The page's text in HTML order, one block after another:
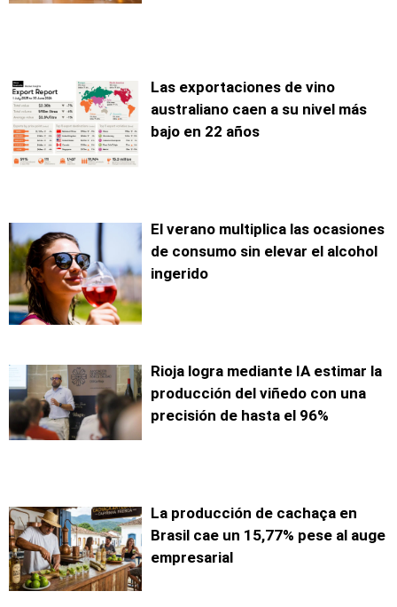
Las exportaciones de vino
australiano caen a su nivel más
bajo en 22 años
El verano multiplica las ocasiones
de consumo sin elevar el alcohol
ingerido
Rioja logra mediante IA estimar la
producción del viñedo con una
precisión de hasta el 96%
La producción de cachaça en
Brasil cae un 15,77% pese al auge
empresarial